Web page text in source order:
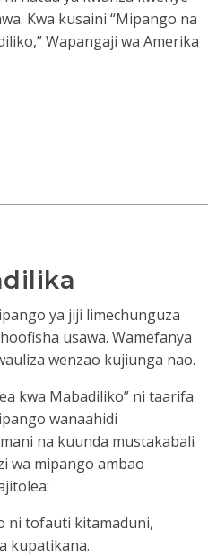
Kwa kusaini “Mipango na
Wapangaji wa Amerika
ya jiji limechunguza
usawa. Wamefanya
wenzao kujiunga nao.
kwa Mabadiliko” ni taarifa
wanaahidi
na kuunda mustakabali
wa mipango ambao
ni tofauti kitamaduni,
kupatikana.